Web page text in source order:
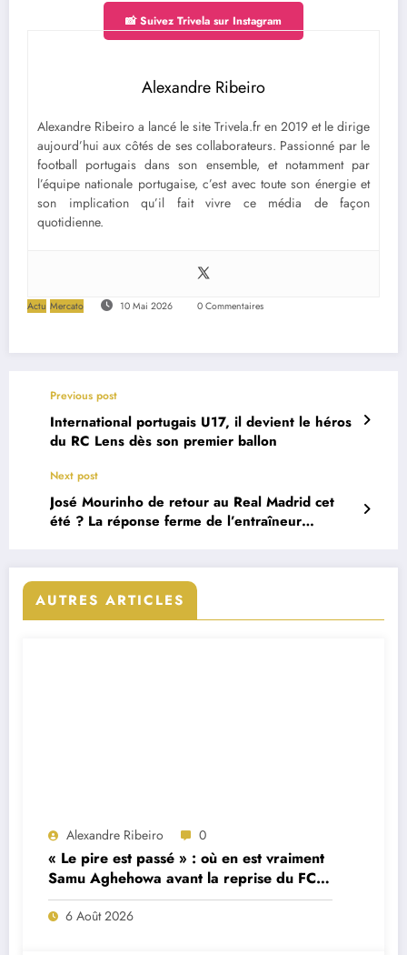
📸 Suivez Trivela sur Instagram
Alexandre Ribeiro
Alexandre Ribeiro a lancé le site Trivela.fr en 2019 et le dirige
aujourd’hui aux côtés de ses collaborateurs. Passionné par le
football portugais dans son ensemble, et notamment par
l’équipe nationale portugaise, c’est avec toute son énergie et
son implication qu’il fait vivre ce média de façon
quotidienne.
Actu Mercato 10 Mai 2026 0 Commentaires
Previous post
International portugais U17, il devient le héros
du RC Lens dès son premier ballon
Next post
José Mourinho de retour au Real Madrid cet
été ? La réponse ferme de l’entraîneur
AUTRES ARTICLES
Alexandre Ribeiro 0
« Le pire est passé » : où en est vraiment
Samu Aghehowa avant la reprise du FC
Porto ?
6 Août 2026